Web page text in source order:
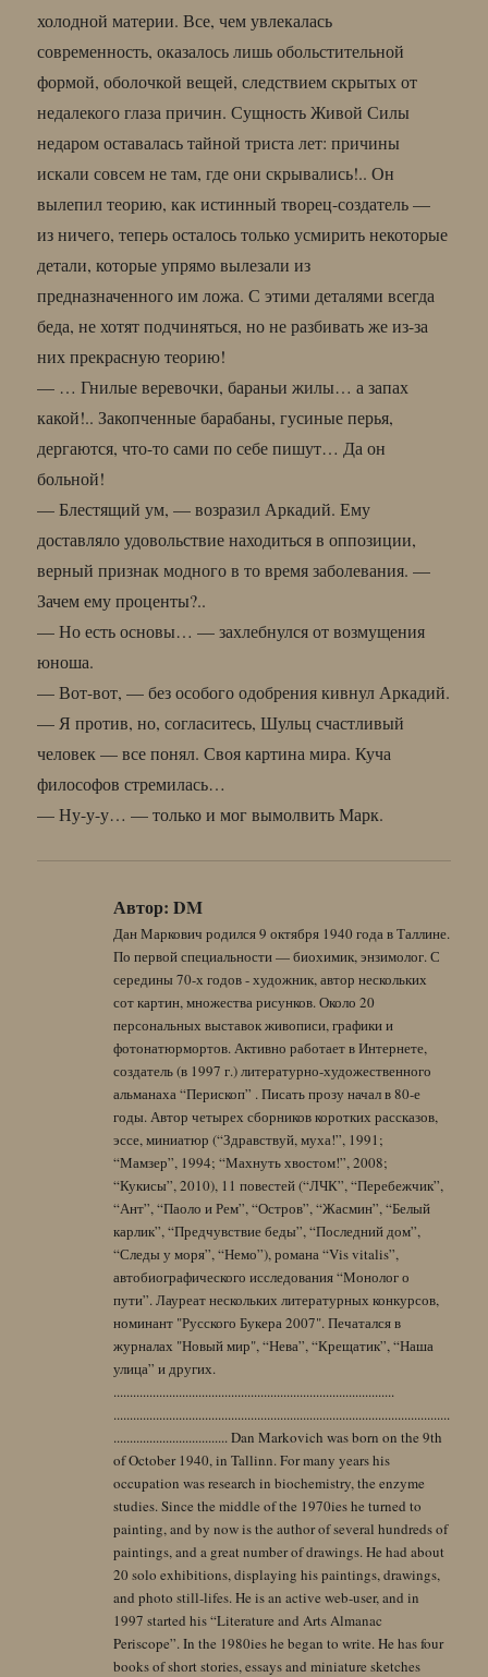
холодной материи. Все, чем увлекалась
современность, оказалось лишь обольстительной
формой, оболочкой вещей, следствием скрытых от
недалекого глаза причин. Сущность Живой Силы
недаром оставалась тайной триста лет: причины
искали совсем не там, где они скрывались!.. Он
вылепил теорию, как истинный творец-создатель —
из ничего, теперь осталось только усмирить некоторые
детали, которые упрямо вылезали из
предназначенного им ложа. С этими деталями всегда
беда, не хотят подчиняться, но не разбивать же из-за
них прекрасную теорию!
— … Гнилые веревочки, бараньи жилы… а запах
какой!.. Закопченные барабаны, гусиные перья,
дергаются, что-то сами по себе пишут… Да он
больной!
— Блестящий ум, — возразил Аркадий. Ему
доставляло удовольствие находиться в оппозиции,
верный признак модного в то время заболевания. —
Зачем ему проценты?..
— Но есть основы… — захлебнулся от возмущения
юноша.
— Вот-вот, — без особого одобрения кивнул Аркадий.
— Я против, но, согласитесь, Шульц счастливый
человек — все понял. Своя картина мира. Куча
философов стремилась…
— Ну-у-у… — только и мог вымолвить Марк.
Автор: DM
Дан Маркович родился 9 октября 1940 года в Таллине.
По первой специальности — биохимик, энзимолог. С
середины 70-х годов - художник, автор нескольких
сот картин, множества рисунков. Около 20
персональных выставок живописи, графики и
фотонатюрмортов. Активно работает в Интернете,
создатель (в 1997 г.) литературно-художественного
альманаха “Перископ” . Писать прозу начал в 80-е
годы. Автор четырех сборников коротких рассказов,
эссе, миниатюр (“Здравствуй, муха!”, 1991;
“Мамзер”, 1994; “Махнуть хвостом!”, 2008;
“Кукисы”, 2010), 11 повестей (“ЛЧК”, “Перебежчик”,
“Ант”, “Паоло и Рем”, “Остров”, “Жасмин”, “Белый
карлик”, “Предчувствие беды”, “Последний дом”,
“Следы у моря”, “Немо”), романа “Vis vitalis”,
автобиографического исследования “Монолог о
пути”. Лауреат нескольких литературных конкурсов,
номинант "Русского Букера 2007". Печатался в
журналах "Новый мир", “Нева”, “Крещатик”, “Наша
улица” и других.
......................................................................................
.......................................................................................................
................................... Dan Markovich was born on the 9th
of October 1940, in Tallinn. For many years his
occupation was research in biochemistry, the enzyme
studies. Since the middle of the 1970ies he turned to
painting, and by now is the author of several hundreds of
paintings, and a great number of drawings. He had about
20 solo exhibitions, displaying his paintings, drawings,
and photo still-lifes. He is an active web-user, and in
1997 started his “Literature and Arts Almanac
Periscope”. In the 1980ies he began to write. He has four
books of short stories, essays and miniature sketches